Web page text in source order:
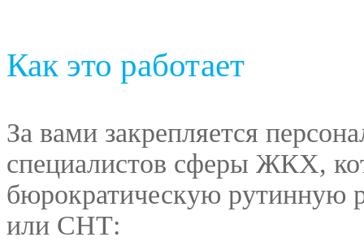
Как это работает
За вами закрепляется
специалистов сферы ЖКХ,
бюрократическую
или СНТ: